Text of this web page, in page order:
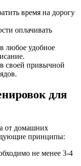
время на дорогу
оплачивать
любое удобное
своей привычной
для
от домашних
принципы:
не менее 3-4